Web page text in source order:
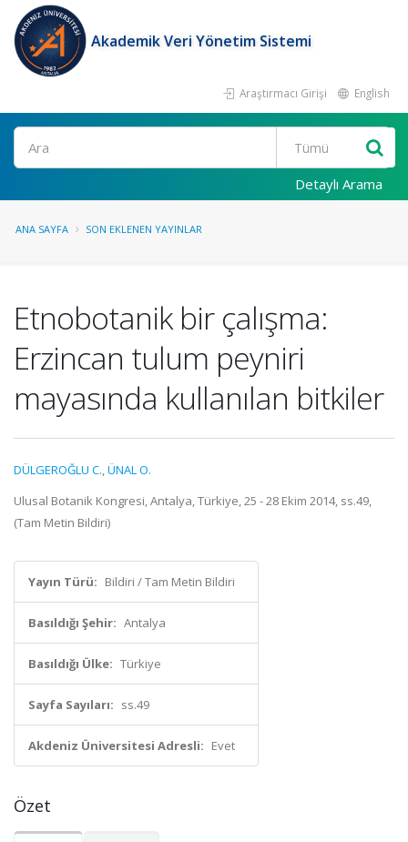
Akademik Veri Yönetim Sistemi
Araştırmacı Girişi English
Ara
Detaylı Arama
ANA SAYFA SON EKLENEN YAYINLAR
Etnobotanik bir çalışma:
Erzincan tulum peyniri
mayasında kullanılan bitkiler
DÜLGEROĞLU C.,ÜNAL O.
Ulusal Botanik Kongresi, Antalya, Türkiye, 25 - 28 Ekim 2014, ss.49,
(Tam Metin Bildiri)
Yayın Türü: Bildiri / Tam Metin Bildiri
Basıldığı Şehir: Antalya
Basıldığı Ülke: Türkiye
Sayfa Sayıları: ss.49
Akdeniz Üniversitesi Adresli: Evet
Özet